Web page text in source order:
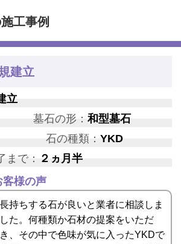
工事例
建立
立
墓石の形：和型墓石
石の種類： YKD
まで： ２ヵ月半
客様の声
長持ちする石が良いと業者に相談しま
した。何種類か石材の提案をいただ
き、その中で色味が気に入ったYKDで